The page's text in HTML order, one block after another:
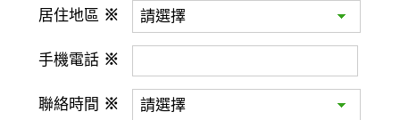
居住地區 ※
手機電話 ※
聯絡時間 ※